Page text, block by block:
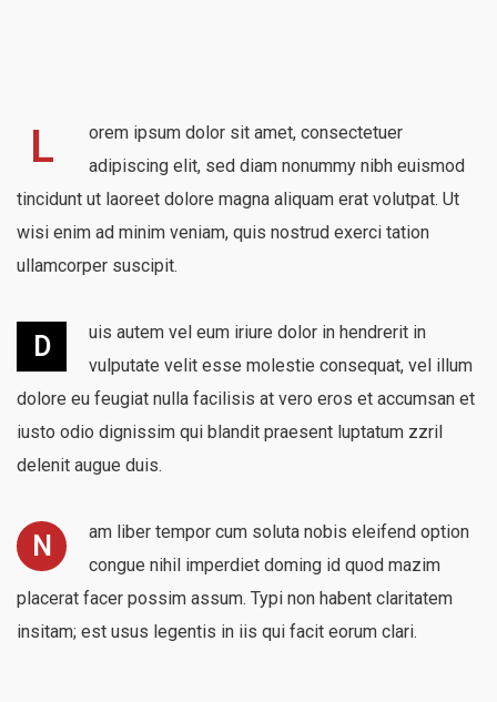
L
orem ipsum dolor sit amet, consectetuer
adipiscing elit, sed diam nonummy nibh euismod
tincidunt ut laoreet dolore magna aliquam erat volutpat. Ut
wisi enim ad minim veniam, quis nostrud exerci tation
ullamcorper suscipit.
D
uis autem vel eum iriure dolor in hendrerit in
vulputate velit esse molestie consequat, vel illum
dolore eu feugiat nulla facilisis at vero eros et accumsan et
iusto odio dignissim qui blandit praesent luptatum zzril
delenit augue duis.
N
am liber tempor cum soluta nobis eleifend option
congue nihil imperdiet doming id quod mazim
placerat facer possim assum. Typi non habent claritatem
insitam; est usus legentis in iis qui facit eorum clari.